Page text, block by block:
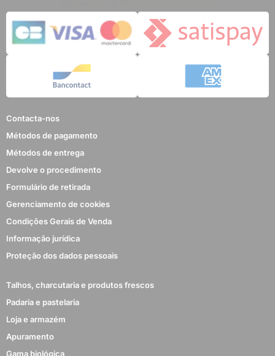
Contacta-nos
Métodos de pagamento
Métodos de entrega
Devolve o procedimento
Formulário de retirada
Gerenciamento de cookies
Condições Gerais de Venda
Informação jurídica
Proteção dos dados pessoais
Talhos, charcutaria e produtos frescos
Padaria e pastelaria
Loja e armazém
Apuramento
Gama biológica